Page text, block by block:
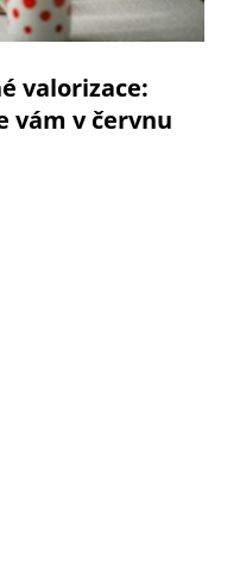
valorizace:
vám v červnu